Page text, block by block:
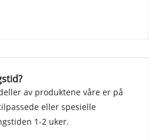
av produktene våre er på
eller spesielle
1-2 uker.